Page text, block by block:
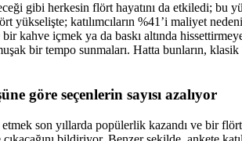
gibi herkesin flört hayatını da etkiledi; bu
yükselişte; katılımcıların %41’i maliyet
kahve içmek ya da baskı altında
bir tempo sunmaları. Hatta bunların,
göre seçenlerin sayısı azalıyor
son yıllarda popülerlik kazandı ve bir